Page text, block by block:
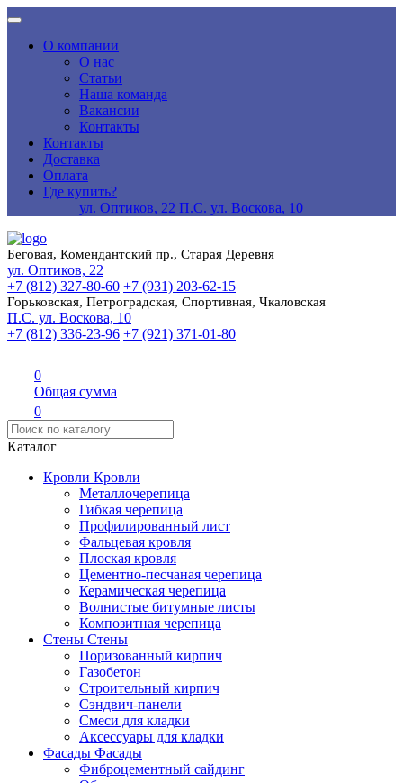
О компании
О нас
Статьи
Наша команда
Вакансии
Контакты
Контакты
Доставка
Оплата
Где купить?
ул. Оптиков, 22 П.С. ул. Воскова, 10
Беговая, Комендантский пр., Старая Деревня
ул. Оптиков, 22
+7 (812) 327-80-60 +7 (931) 203-62-15
Горьковская, Петроградская, Спортивная, Чкаловская
П.С. ул. Воскова, 10
+7 (812) 336-23-96 +7 (921) 371-01-80
0
Общая сумма
0
Каталог
Кровли Кровли
Металлочерепица
Гибкая черепица
Профилированный лист
Фальцевая кровля
Плоская кровля
Цементно-песчаная черепица
Керамическая черепица
Волнистые битумные листы
Композитная черепица
Стены Стены
Поризованный кирпич
Газобетон
Строительный кирпич
Сэндвич-панели
Смеси для кладки
Аксессуары для кладки
Фасады Фасады
Фиброцементный сайдинг